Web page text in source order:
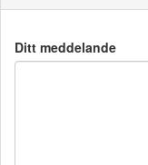
Ditt meddelande